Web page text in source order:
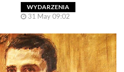
WYDARZENIA
31 May 09:02